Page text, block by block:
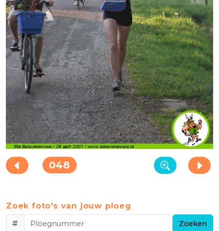
048
Zoek foto's van jouw ploeg
#
Zoeken